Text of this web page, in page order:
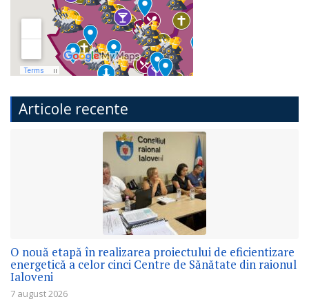
Articole recente
O nouă etapă în realizarea proiectului de eficientizare
energetică a celor cinci Centre de Sănătate din raionul
Ialoveni
7 august 2026